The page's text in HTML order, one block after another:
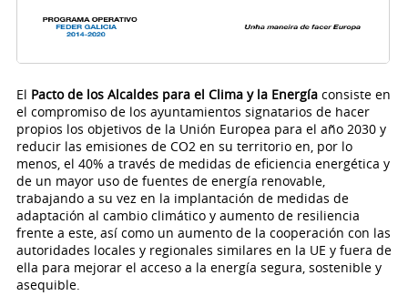
El Pacto de los Alcaldes para el Clima y la Energíaconsiste en
el compromiso de los ayuntamientos signatarios de hacer
propios los objetivos de la Unión Europea para el año 2030 y
reducir las emisiones de CO2 en su territorio en, por lo
menos, el 40% a través de medidas de eficiencia energética y
de un mayor uso de fuentes de energía renovable,
trabajando a su vez en la implantación de medidas de
adaptación al cambio climático y aumento de resiliencia
frente a este, así como un aumento de la cooperación con las
autoridades locales y regionales similares en la UE y fuera de
ella para mejorar el acceso a la energía segura, sostenible y
asequible.